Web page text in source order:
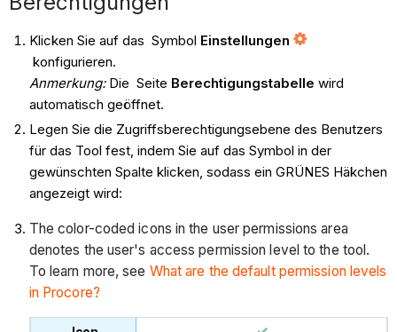
Klicken Sie auf das Symbol Einstellungen
konfigurieren.
Anmerkung: Die Seite Berechtigungstabelle wird
automatisch geöffnet.
Legen Sie die Zugriffsberechtigungsebene des Benutzers
für das Tool fest, indem Sie auf das Symbol in der
gewünschten Spalte klicken, sodass ein GRÜNES Häkchen
angezeigt wird:
The color-coded icons in the user permissions area
denotes the user's access permission level to the tool.
To learn more, see What are the default permission levels
in Procore?